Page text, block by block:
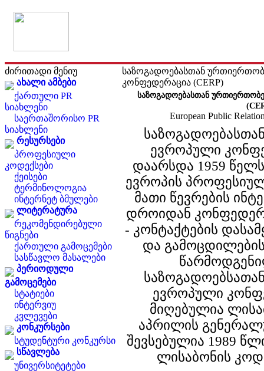
ძირითადი მენიუ
ახალი ამბები
ქართული PR
სიახლენი
საერთაშორისო PR
სიახლენი
რესურსები
პროფესიული
კოდექსები
ქეისები
ტერმინოლოგია
ინტერნეტ ბმულები
ლიტერატურა
რეკომენდირებული
წიგნები
ქართული გამოცემები
სასწავლო მასალები
პერიოდული
გამოცემები
სტატიები
ინტერვიუ
კვლევები
კონკურსები
სტუდენტური კონკურსი
სწავლება
უნივერსიტეტები
საზოგადოებასთან
კონფედერაცია (CERP)
საზოგადოებასთან
European Public
ევროპული
დაარსდა 1959
ევროპის
მათი წევრების
დროიდან
- კონტაქტების
და
ევროპული
მიღებულია
აპრილის
შევსებულია 1989
ლისაბონის